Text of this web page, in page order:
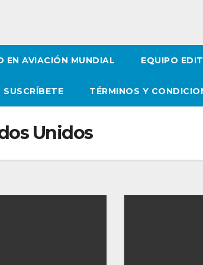
EN AVIACIÓN MUNDIAL EQUIPO
SUSCRÍBETE TÉRMINOS Y
Unidos